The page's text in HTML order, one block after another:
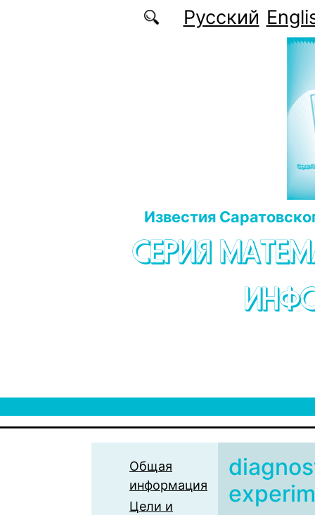
Перейти к основному содержаниюРусский
Известия
СЕРИЯ
Общая
информация
Цели и